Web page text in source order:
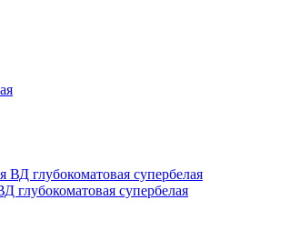
глубокоматовая супербелая